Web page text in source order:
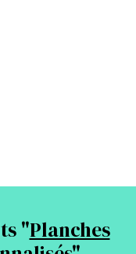
"Planches